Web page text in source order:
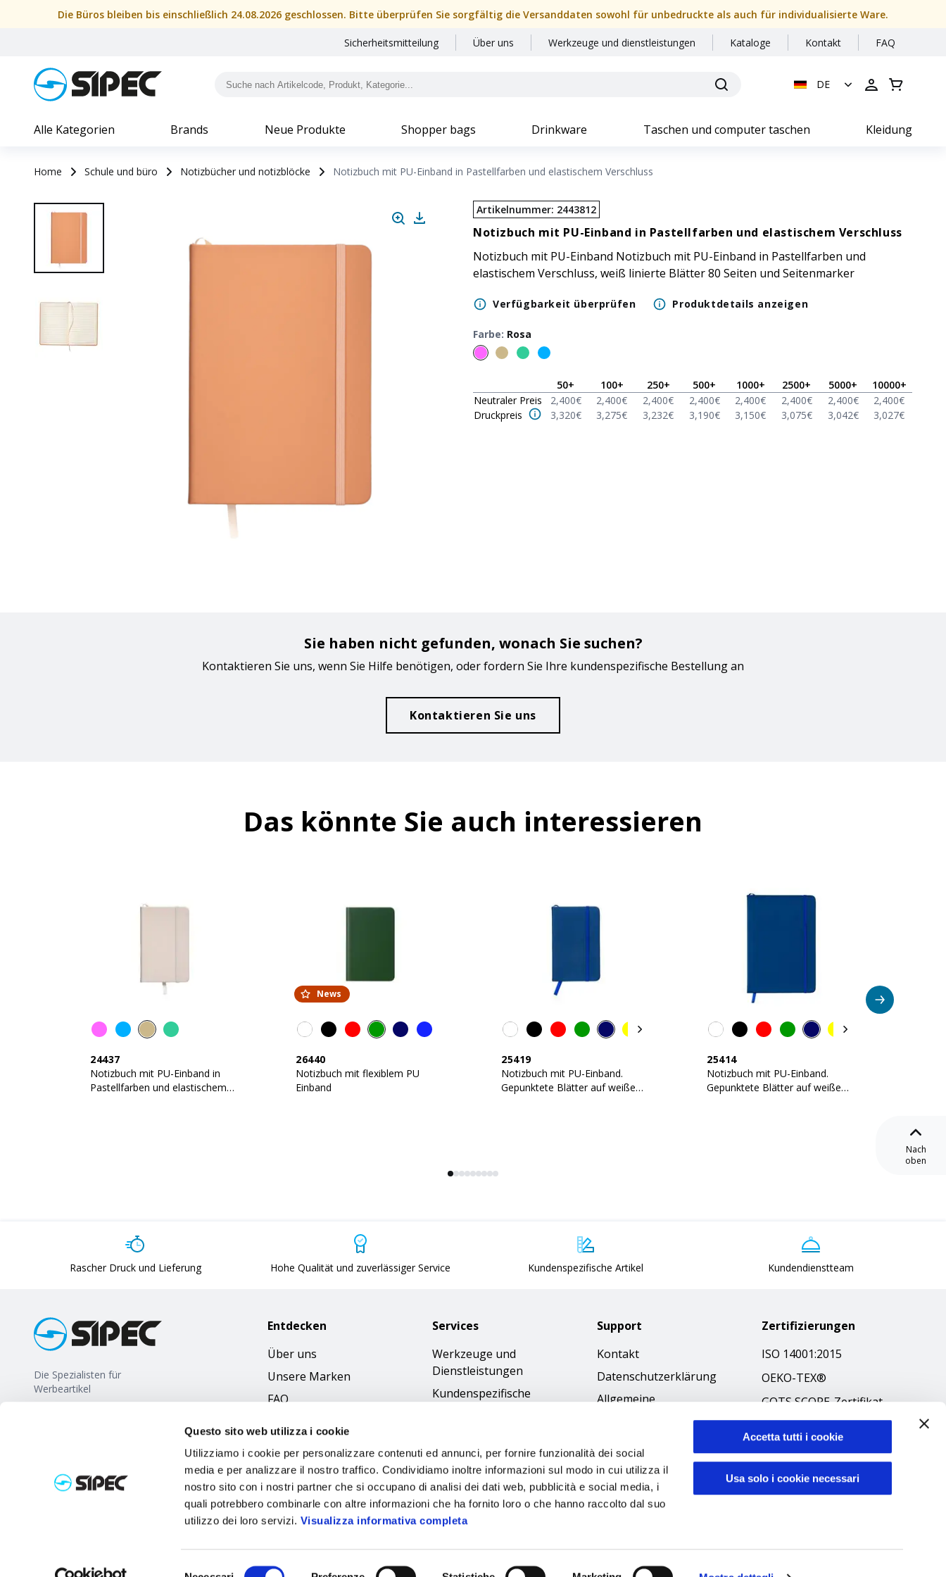
Questo sito web utilizza i cookie
Utilizziamo i cookie per personalizzare contenuti ed annunci, per fornire funzionalità dei social
media e per analizzare il nostro traffico. Condividiamo inoltre informazioni sul modo in cui utilizza il
nostro sito con i nostri partner che si occupano di analisi dei dati web, pubblicità e social media, i
quali potrebbero combinarle con altre informazioni che ha fornito loro o che hanno raccolto dal suo
utilizzo dei loro servizi. Visualizza informativa completa
Accetta tutti i cookie
Usa solo i cookie necessari
Die Büros bleiben bis einschließlich 24.08.2026 geschlossen. Bitte überprüfen Sie sorgfältig die Versanddaten sowohl für unbedruckte als auch für individualisierte Ware.
Sicherheitsmitteilung Über uns Werkzeuge und dienstleistungen Kataloge Kontakt FAQ
DE
Alle Kategorien Brands Neue Produkte Shopper bags Drinkware Taschen und computer taschen Kleidung
Home Schule und büro Notizbücher und notizblöcke Notizbuch mit PU-Einband in Pastellfarben und elastischem Verschluss
Artikelnummer: 2443812
Notizbuch mit PU-Einband in Pastellfarben und elastischem Verschluss
Notizbuch mit PU-Einband Notizbuch mit PU-Einband in Pastellfarben und
elastischem Verschluss, weiß linierte Blätter 80 Seiten und Seitenmarker
Verfügbarkeit überprüfen Produktdetails anzeigen
Farbe: Rosa
50+ 100+ 250+ 500+ 1000+ 2500+ 5000+ 10000+
Neutraler Preis
2,400€ 2,400€ 2,400€ 2,400€ 2,400€ 2,400€ 2,400€ 2,400€
Druckpreis
3,320€ 3,275€ 3,232€ 3,190€ 3,150€ 3,075€ 3,042€ 3,027€
Sie haben nicht gefunden, wonach Sie suchen?
Kontaktieren Sie uns, wenn Sie Hilfe benötigen, oder fordern Sie Ihre kundenspezifische Bestellung an
Kontaktieren Sie uns
Das könnte Sie auch interessieren
24437
Notizbuch mit PU-Einband in
Pastellfarben und elastischem
News
26440
Notizbuch mit flexiblem PU
Einband
25419
Notizbuch mit PU-Einband.
Gepunktete Blätter auf weißem
25414
Notizbuch mit PU-Einband.
Gepunktete Blätter auf weißem
Nach
oben
Rascher Druck und Lieferung Hohe Qualität und zuverlässiger Service Kundenspezifische Artikel Kundendienstteam
Die Spezialisten für
Werbeartikel
Entdecken
Über uns
Unsere Marken
FAQ
Services
Werkzeuge und
Dienstleistungen
Kundenspezifische
Bilder-Download
Support
Kontakt
Datenschutzerklärung
Allgemeine
Accessibilità
Ethikkodex
Zertifizierungen
ISO 14001:2015
OEKO-TEX®
GOTS SCOPE-Zertifikat
GRS SCOPE-Zertifikat
Umweltpolitik
Produktsicherheit